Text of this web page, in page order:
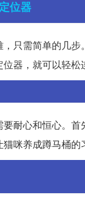
位器
只需简单的几
器，就可以轻松
耐心和恒心。
咪养成蹲马桶的